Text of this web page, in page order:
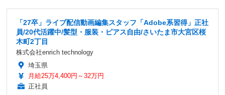
「27卒」ライブ配信動画編集スタッフ「Adobe系習得」正社
員/20代活躍中/髪型・服装・ピアス自由/さいたま市大宮区桜
木町2丁目
株式会社enrich technology
埼玉県
月給25万4,400円～32万円
正社員